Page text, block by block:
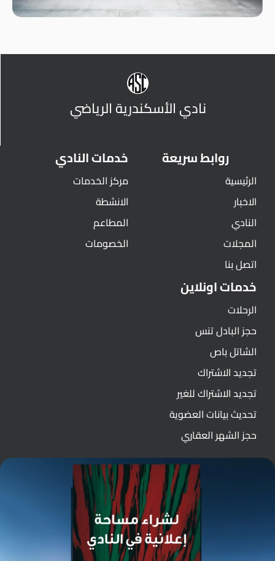
نادي الأسكندرية الرياضي
روابط سريعة
الرئيسية
الاخبار
النادي
المجلات
اتصل بنا
خدمات النادي
مركز الخدمات
الانشطة
المطاعم
الخصومات
خدمات اونلاين
الرحلات
حجز البادل تنس
الشاتل باص
تجديد الاشتراك
تجديد الاشتراك للغير
تحديث بيانات العضوية
حجز الشهر العقاري